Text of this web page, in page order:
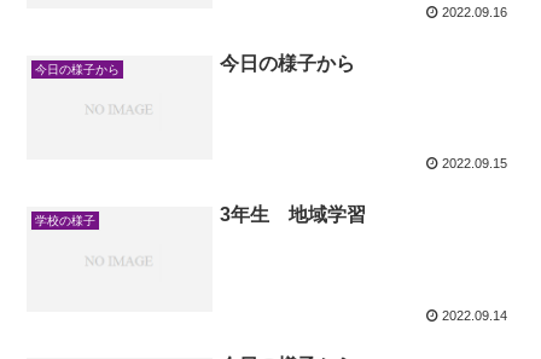
2022.09.16
今日の様子から 今日の様子から
2022.09.15
学校の様子 3年生 地域学習
2022.09.14